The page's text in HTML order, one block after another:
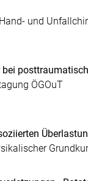
und
ÖGOuT